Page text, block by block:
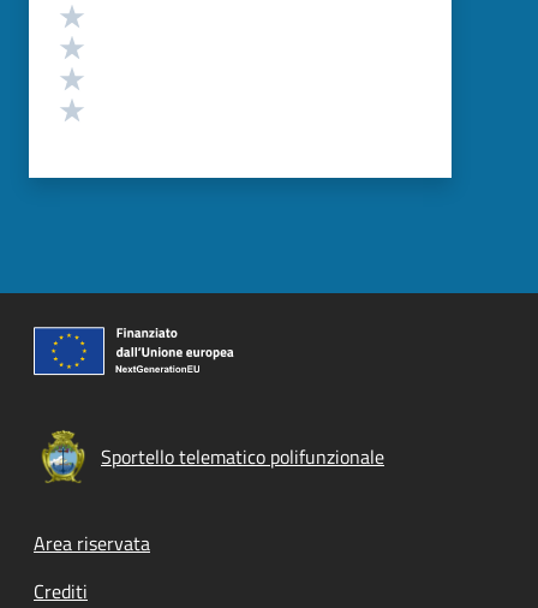
Sportello telematico polifunzionale
Footer menu
Area riservata
Crediti